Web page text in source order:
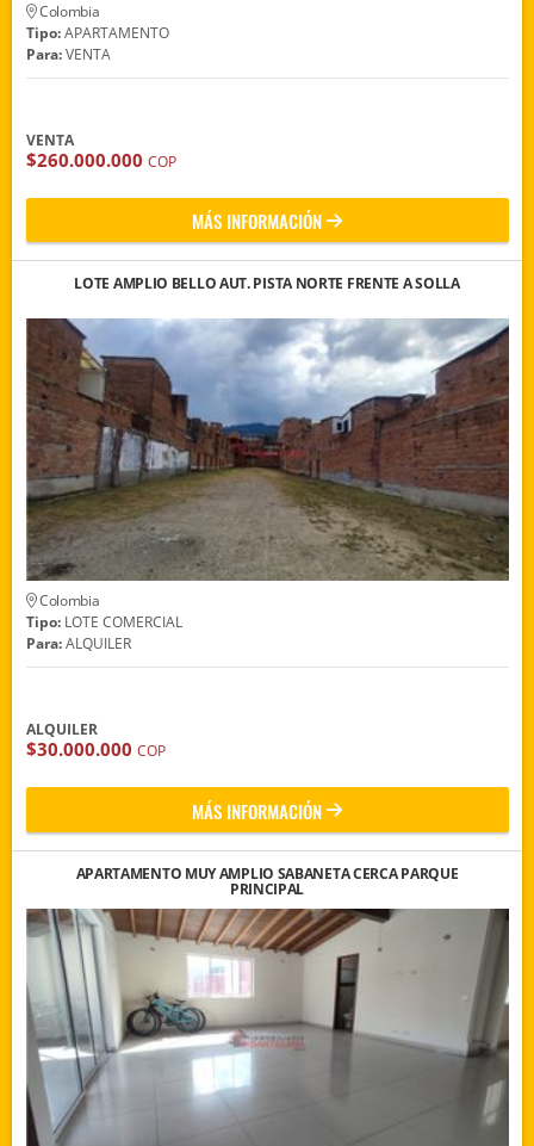
Colombia
Tipo:APARTAMENTO
Para:VENTA
VENTA
$260.000.000 COP
MÁS INFORMACIÓN
LOTE AMPLIO BELLO AUT. PISTA NORTE FRENTE A SOLLA
Colombia
Tipo:LOTE COMERCIAL
Para:ALQUILER
ALQUILER
$30.000.000 COP
MÁS INFORMACIÓN
APARTAMENTO MUY AMPLIO SABANETA CERCA PARQUE
PRINCIPAL